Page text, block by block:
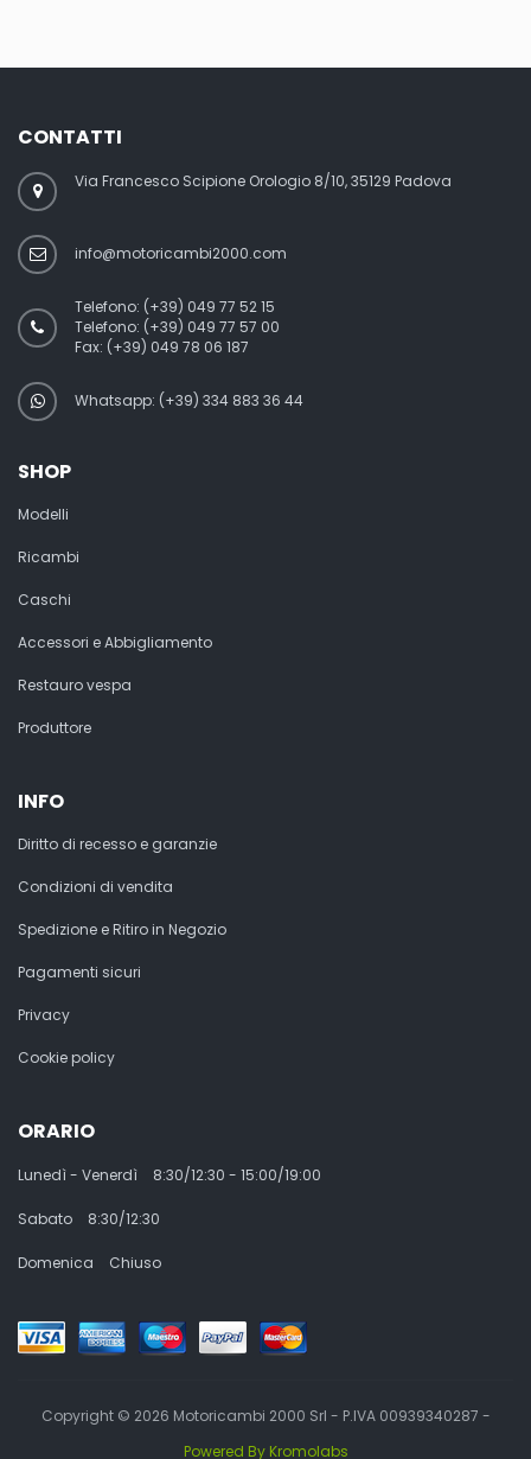
CONTATTI
Via Francesco Scipione Orologio 8/10, 35129 Padova
info@motoricambi2000.com
Telefono: (+39) 049 77 52 15
Telefono: (+39) 049 77 57 00
Fax: (+39) 049 78 06 187
Whatsapp: (+39) 334 883 36 44
SHOP
Modelli
Ricambi
Caschi
Accessori e Abbigliamento
Restauro vespa
Produttore
INFO
Diritto di recesso e garanzie
Condizioni di vendita
Spedizione e Ritiro in Negozio
Pagamenti sicuri
Privacy
Cookie policy
ORARIO
Lunedì - Venerdì 8:30/12:30 - 15:00/19:00
Sabato 8:30/12:30
Domenica Chiuso
Copyright © 2026 Motoricambi 2000 Srl - P.IVA 00939340287 -
Powered By Kromolabs